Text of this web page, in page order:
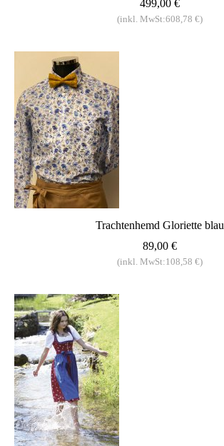
499,00 €
(inkl. MwSt:608,78 €)
Trachtenhemd Gloriette blau
89,00 €
(inkl. MwSt:108,58 €)